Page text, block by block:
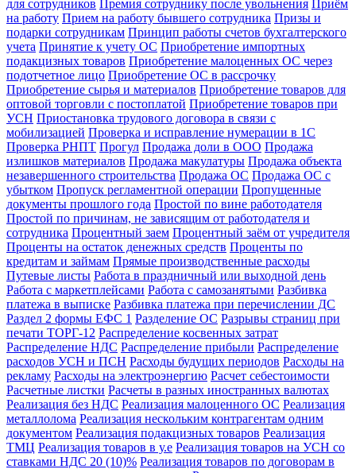
для сотрудников Премия сотруднику после увольнения Приём
на работу Прием на работу бывшего сотрудника Призы и
подарки сотрудникам Принцип работы счетов бухгалтерского
учета Принятие к учету ОС Приобретение импортных
подакцизных товаров Приобретение малоценных ОС через
подотчетное лицо Приобретение ОС в рассрочку
Приобретение сырья и материалов Приобретение товаров для
оптовой торговли с постоплатой Приобретение товаров при
УСН Приостановка трудового договора в связи с
мобилизацией Проверка и исправление нумерации в 1С
Проверка РНПТ Прогул Продажа доли в ООО Продажа
излишков материалов Продажа макулатуры Продажа объекта
незавершенного строительства Продажа ОС Продажа ОС с
убытком Пропуск регламентной операции Пропущенные
документы прошлого года Простой по вине работодателя
Простой по причинам, не зависящим от работодателя и
сотрудника Процентный заем Процентный заём от учредителя
Проценты на остаток денежных средств Проценты по
кредитам и займам Прямые производственные расходы
Путевые листы Работа в праздничный или выходной день
Работа с маркетплейсами Работа с самозанятыми Разбивка
платежа в выписке Разбивка платежа при перечислении ДС
Раздел 2 формы ЕФС 1 Разделение ОС Разрывы страниц при
печати ТОРГ-12 Распределение косвенных затрат
Распределение НДС Распределение прибыли Распределение
расходов УСН и ПСН Расходы будущих периодов Расходы на
рекламу Расходы на электроэнергию Расчет себестоимости
Расчетные листки Расчеты в разных иностранных валютах
Реализация без НДС Реализация малоценного ОС Реализация
металлолома Реализация нескольким контрагентам одним
документом Реализация подакцизных товаров Реализация
ТМЦ Реализация товаров в у.е Реализация товаров на УСН со
ставками НДС 20 (10)% Реализация товаров по договорам в